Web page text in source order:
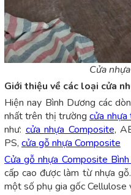
Cửa
Giới thiệu về các loại cửa
Hiện nay Bình Dương các
nhất trên thị trườngcửa nhựa
như: cửa nhựa Composite,
PS, cửa gỗ nhựa Composite
Cửa gỗ nhựa Composite
cấp cao được làm từ nhựa
một số phụ gia gốc Cellulose